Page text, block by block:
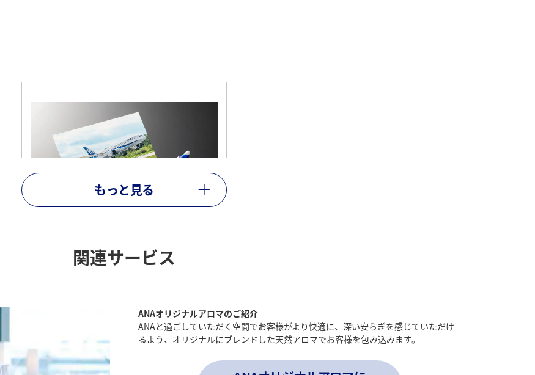
絵葉書、ボールペン
全路線
もっと見る
関連サービス
ANAオリジナルアロマのご紹介
ANAと過ごしていただく空間でお客様がより快適に、深い安らぎを感じていただけ
るよう、オリジナルにブレンドした天然アロマでお客様を包み込みます。